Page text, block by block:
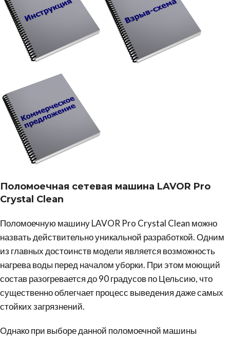
Поломоечная сетевая машина LAVOR Pro
Crystal Clean
Поломоечную машину LAVOR Pro Crystal Clean можно
назвать действительно уникальной разработкой. Одним
из главных достоинств модели является возможность
нагрева воды перед началом уборки. При этом моющий
состав разогревается до 90 градусов по Цельсию, что
существенно облегчает процесс выведения даже самых
стойких загрязнений.
Однако при выборе данной поломоечной машины